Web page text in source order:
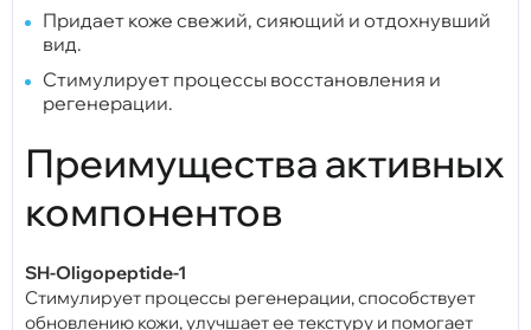
Придает коже свежий, сияющий и отдохнувший
вид.
Стимулирует процессы восстановления и
регенерации.
Преимущества активных
компонентов
SH-Oligopeptide-1
Стимулирует процессы регенерации, способствует
обновлению кожи, улучшает ее текстуру и помогает